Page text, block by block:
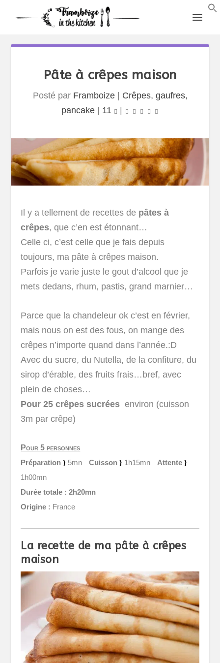
Pâte à crêpes maison
Posté par Framboize| Crêpes, gaufres,
pancake| 11
Il y a tellement de recettes de pâtes à
crêpes, que c’en est étonnant…
Celle ci, c’est celle que je fais depuis
toujours, ma pâte à crêpes maison.
Parfois je varie juste le gout d’alcool que je
mets dedans, rhum, pastis, grand marnier…
Parce que la chandeleur ok c’est en février,
mais nous on est des fous, on mange des
crêpes n’importe quand dans l’année.:D
Avec du sucre, du Nutella, de la confiture, du
sirop d’érable, des fruits frais…bref, avec
plein de choses…
Pour 25 crêpes sucrées environ (cuisson
3m par crêpe)
Pour 5 personnes
Préparation
5mn Cuisson 1h15mn
Attente
1h00mn
Durée totale : 2h20mn
Origine : France
La recette de ma pâte à crêpes
maison